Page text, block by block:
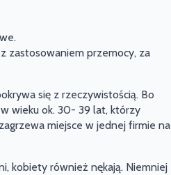
zastosowaniem przemocy, za
się z rzeczywistością. Bo
wieku ok. 30- 39 lat, którzy
miejsce w jednej firmie na
kobiety również nękają. Niemniej